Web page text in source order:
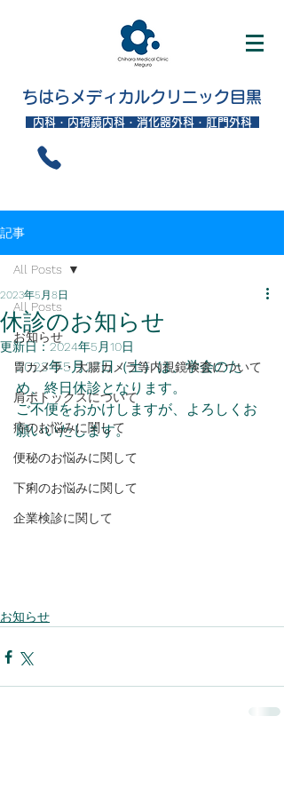
ちはらメディカルクリニック目黒
内科・内視鏡内科・消化器外科・肛門外科
記事
All Posts
お知らせ
胃カメラ・大腸カメラ等内視鏡検査について
肩ボトックスについて
痔のお悩みに関して
便秘のお悩みに関して
下痢のお悩みに関して
企業検診に関して
All Posts
休診のお知らせ
2023年5月8日
更新日：2024年5月10日
2023年5月27日（土）は、学会のた
め、終日休診となります。
ご不便をおかけしますが、よろしくお
願いいたします。
お知らせ